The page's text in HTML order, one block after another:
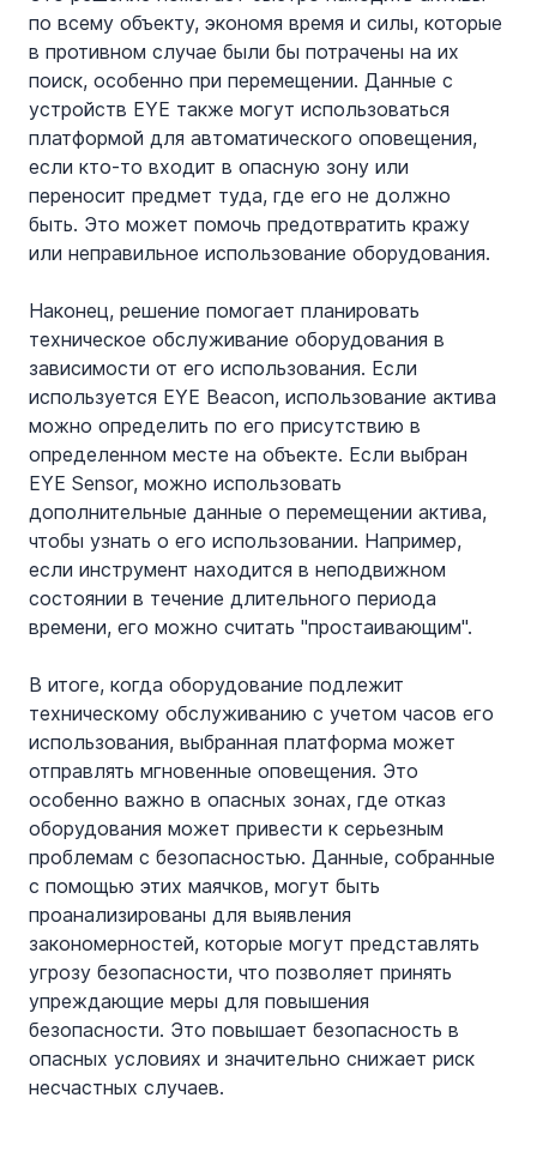
по всему объекту, экономя время и силы, которые
в противном случае были бы потрачены на их
поиск, особенно при перемещении. Данные с
устройств EYE также могут использоваться
платформой для автоматического оповещения,
если кто-то входит в опасную зону или
переносит предмет туда, где его не должно
быть. Это может помочь предотвратить кражу
или неправильное использование оборудования.
Наконец, решение помогает планировать
техническое обслуживание оборудования в
зависимости от его использования. Если
используется EYE Beacon, использование актива
можно определить по его присутствию в
определенном месте на объекте. Если выбран
EYE Sensor, можно использовать
дополнительные данные о перемещении актива,
чтобы узнать о его использовании. Например,
если инструмент находится в неподвижном
состоянии в течение длительного периода
времени, его можно считать "простаивающим".
В итоге, когда оборудование подлежит
техническому обслуживанию с учетом часов его
использования, выбранная платформа может
отправлять мгновенные оповещения. Это
особенно важно в опасных зонах, где отказ
оборудования может привести к серьезным
проблемам с безопасностью. Данные, собранные
с помощью этих маячков, могут быть
проанализированы для выявления
закономерностей, которые могут представлять
угрозу безопасности, что позволяет принять
упреждающие меры для повышения
безопасности. Это повышает безопасность в
опасных условиях и значительно снижает риск
несчастных случаев.